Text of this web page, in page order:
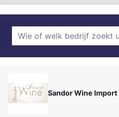
Sandor Wine Import